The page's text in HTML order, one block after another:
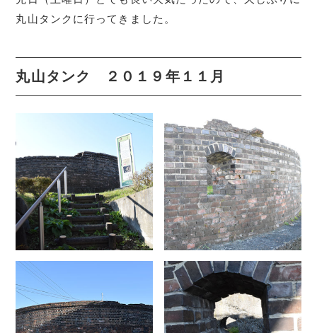
丸山タンクに行ってきました。
丸山タンク ２０１９年１１月